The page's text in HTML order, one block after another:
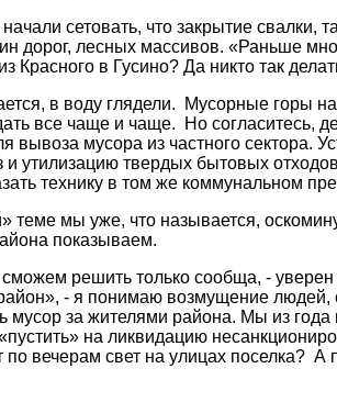
сетовать, что закрытие
дорог, лесных массивов. «Раньше
Красного в Гусино? Да никто так
в воду глядели. Мусорные горы
все чаще и чаще. Но согласитесь,
вывоза мусора из частного сектора.
и утилизацию твердых бытовых
технику в том же коммунальном
теме мы уже, что называется,
показываем.
решить только сообща, -
- я понимаю возмущение людей,
мусор за жителями района. Мы из
на ликвидацию
по вечерам свет на улицах поселка?